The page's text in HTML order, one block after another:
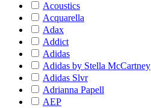
Acoustics
Acquarella
Adax
Addict
Adidas
Adidas by Stella McCartney
Adidas Slvr
Adrianna Papell
AEP